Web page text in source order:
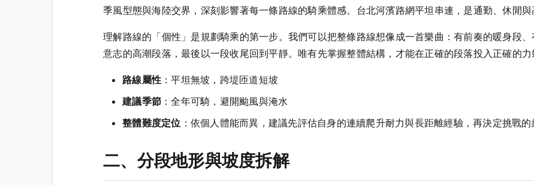
季風型態與海陸交界，深刻影響著每一條路線的騎乘體感。台北河濱路網平坦串連，是通勤、休閒與
理解路線的「個性」是規劃騎乘的第一步。我們可以把整條路線想像成一首樂曲：有前奏的暖身段
意志的高潮段落，最後以一段收尾回到平靜。唯有先掌握整體結構，才能在正確的段落投入正確的力
路線屬性 ：平坦無坡，跨堤匝道短坡
建議季節 ：全年可騎，避開颱風與淹水
整體難度定位 ：依個人體能而異，建議先評估自身的連續爬升耐力與長距離經驗，再決定挑戰的
二、分段地形與坡度拆解